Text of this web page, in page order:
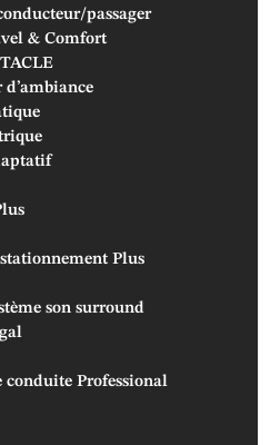
passager
& Comfort
Plus
son surround
conduite Professional